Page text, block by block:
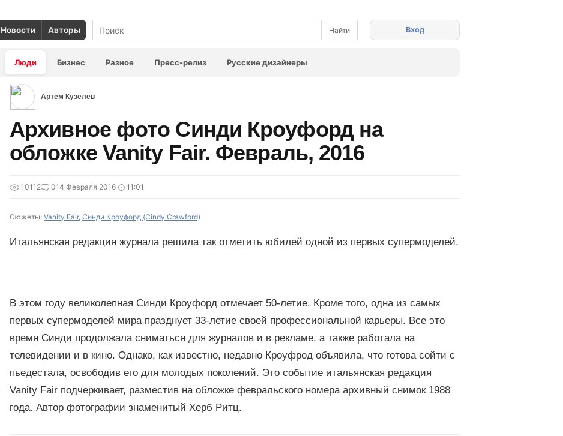
Новости Авторы
Люди Бизнес Разное Пресс-релиз Русские дизайнеры
Вход
Артем Кузелев
Архивное фото Синди Кроуфорд на
обложке Vanity Fair. Февраль, 2016
10112 014 Февраля 2016 11:01
Сюжеты: Vanity Fair, Синди Кроуфорд (Cindy Crawford)
Итальянская редакция журнала решила так отметить юбилей одной из первых супермоделей.
В этом году великолепная Синди Кроуфорд отмечает 50-летие. Кроме того, одна из самых
первых супермоделей мира празднует 33-летие своей профессиональной карьеры. Все это
время Синди продолжала сниматься для журналов и в рекламе, а также работала на
телевидении и в кино. Однако, как известно, недавно Кроуфрод объявила, что готова сойти с
пьедестала, освободив его для молодых поколений. Это событие итальянская редакция
Vanity Fair подчеркивает, разместив на обложке февральского номера архивный снимок 1988
года. Автор фотографии знаменитый Херб Ритц.